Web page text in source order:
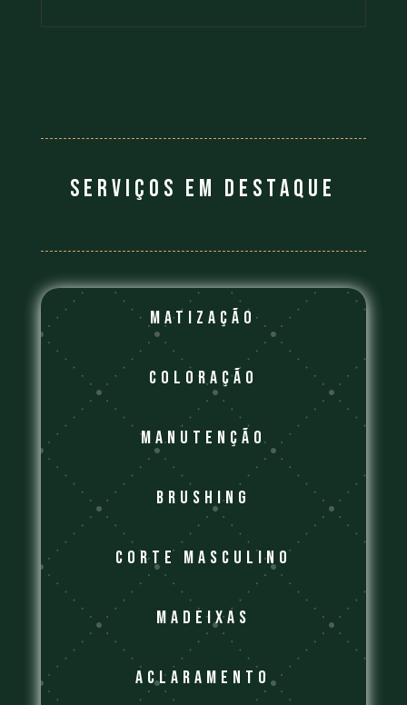
Serviços em destaque
Matização
Coloração
Manutenção
brushing
corte masculino
madeixas
aclaramento